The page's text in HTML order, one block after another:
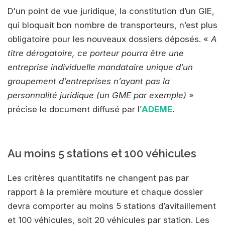
D'un point de vue juridique, la constitution d’un GIE,
qui bloquait bon nombre de transporteurs, n’est plus
obligatoire pour les nouveaux dossiers déposés. « A
titre dérogatoire, ce porteur pourra être une
entreprise individuelle mandataire unique d’un
groupement d’entreprises n’ayant pas la
personnalité juridique (un GME par exemple) »
précise le document diffusé par l’ADEME.
Au moins 5 stations et 100 véhicules
Les critères quantitatifs ne changent pas par
rapport à la première mouture et chaque dossier
devra comporter au moins 5 stations d’avitaillement
et 100 véhicules, soit 20 véhicules par station. Les